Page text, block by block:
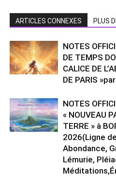
ARTICLES CONNEXES PLUS
NOTES
DE TEMPS
CALICE DE
DE PARIS
NOTES
« NOUVEAU
TERRE » à
2026(Ligne
Abondance,
Lémurie,